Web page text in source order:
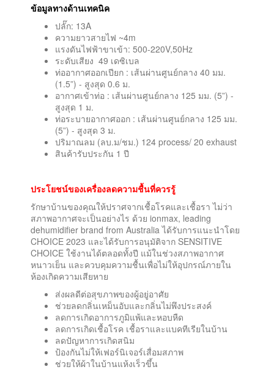
ข้อมูลทางด้านเทคนิค
ปลั๊ก: 13A
ความยาวสายไฟ ~4m
แรงดันไฟฟ้าขาเข้า: 500-220V,50Hz
ระดับเสียง 49 เดซิเบล
ท่ออากาศออกเปียก : เส้นผ่านศูนย์กลาง 40 มม.
(1.5”) - สูงสุด 0.6 ม.
อากาศเข้าท่อ : เส้นผ่านศูนย์กลาง 125 มม. (5”) -
สูงสุด 1 ม.
ท่อระบายอากาศออก : เส้นผ่านศูนย์กลาง 125 มม.
(5”) - สูงสุด 3 ม.
ปริมาณลม (ลบ.ม/ชม.) 124 process/ 20 exhaust
สินค้ารับประกัน 1 ปี
ประโยชน์ของเครื่องลดความชื้นที่ควรรู้
รักษาบ้านของคุณให้ปราศจากเชื้อโรคและเชื้อรา ไม่ว่า
สภาพอากาศจะเป็นอย่างไร ด้วย ionmax, leading
dehumidifier brand from Australia ได้รับการแนะนำโดย
CHOICE 2023 และได้รับการอนุมัติจาก SENSITIVE
CHOICE ใช้งานได้ตลอดทั้งปี แม้ในช่วงสภาพอากาศ
หนาวเย็น และควบคุมความชื้นเพื่อไม่ให้อุปกรณ์ภายใน
ห้องเกิดความเสียหาย
ส่งผลดีต่อสุขภาพของผู้อยู่อาศัย
ช่วยลดกลิ่นเหม็นอับและกลิ่นไม่พึงประสงค์
ลดการเกิดอาการภูมิแพ้และหอบหืด
ลดการเกิดเชื้อโรค เชื้อราและแบคทีเรียในบ้าน
ลดปัญหาการเกิดสนิม
ป้องกันไม่ให้เฟอร์นิเจอร์เสื่อมสภาพ
ช่วยให้ผ้าในบ้านแห้งเร็วขึ้น